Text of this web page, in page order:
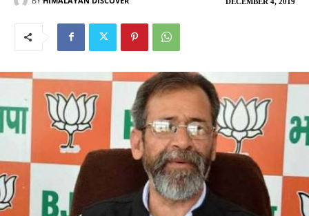
DECEMBER 4, 2019